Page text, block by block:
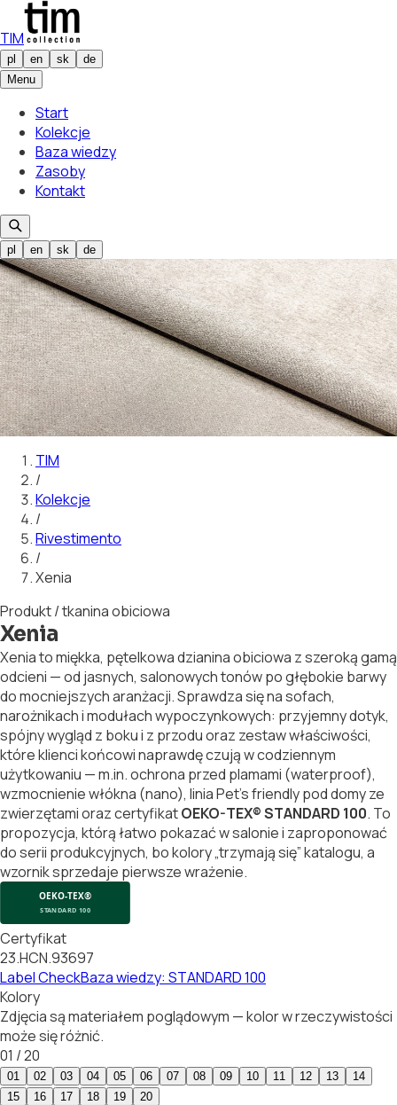
TIM
pl en sk
de
Menu
Start
Kolekcje
Baza wiedzy
Zasoby
Kontakt
pl en sk de
Wybrany kolor
Xenia 01
01
Wybrany kolor
Xenia 01
01/20
01 02 03 04 05 06 07 08 09 10 11 12 13
14
15
16 17 18 19 20
TIM
/
Kolekcje
/
Rivestimento
/
Xenia
Produkt / tkanina obiciowa
Xenia
Xenia to miękka, pętelkowa dzianina obiciowa z szeroką gamą
odcieni — od jasnych, salonowych tonów po głębokie barwy
do mocniejszych aranżacji. Sprawdza się na sofach,
narożnikach i modułach wypoczynkowych: przyjemny dotyk,
spójny wygląd z boku i z przodu oraz zestaw właściwości,
które klienci końcowi naprawdę czują w codziennym
użytkowaniu — m.in. ochrona przed plamami (waterproof),
wzmocnienie włókna (nano), linia Pet's friendly pod domy ze
zwierzętami oraz certyfikatOEKO-TEX® STANDARD 100. To
propozycja, którą łatwo pokazać w salonie i zaproponować
do serii produkcyjnych, bo kolory „trzymają się” katalogu, a
wzornik sprzedaje pierwsze wrażenie.
Certyfikat
23.HCN.93697
Label CheckBaza wiedzy: STANDARD 100
Kolory
Zdjęcia są materiałem poglądowym — kolor w rzeczywistości
może się różnić.
01 /20
01 02 03 04 05 06 07 08 09 10 11 12 13
14
15
16 17 18 19 20